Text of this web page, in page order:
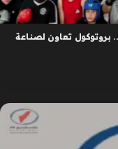
بروتوكول تعاون لصناعة